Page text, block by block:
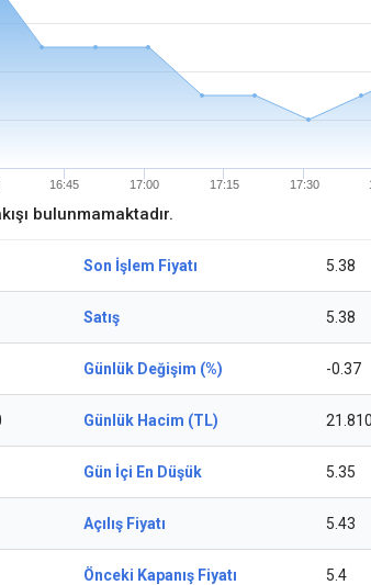
16:45 17:00 17:15 17:30
bulunmamaktadır.
Son İşlem Fiyatı 5.38
Satış 5.38
Günlük Değişim (%) -0.37
Günlük Hacim (TL)
Gün İçi En Düşük 5.35
Açılış Fiyatı 5.43
Önceki Kapanış Fiyatı 5.4